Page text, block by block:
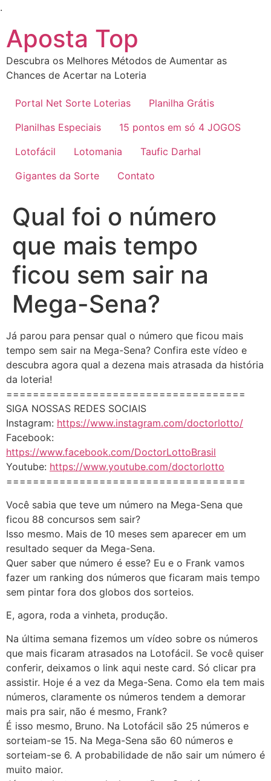
.
conteúdo
Aposta Top
Descubra os Melhores Métodos de Aumentar as
Chances de Acertar na Loteria
Portal Net Sorte Loterias
Planilha Grátis
Planilhas Especiais
15 pontos em só 4 JOGOS
Lotofácil
Lotomania
Taufic Darhal
Gigantes da Sorte
Contato
Qual foi o número
que mais tempo
ficou sem sair na
Mega-Sena?
Já parou para pensar qual o número que ficou mais
tempo sem sair na Mega-Sena? Confira este vídeo e
descubra agora qual a dezena mais atrasada da história
da loteria!
====================================
SIGA NOSSAS REDES SOCIAIS
Instagram: https://www.instagram.com/doctorlotto/
Facebook:
https://www.facebook.com/DoctorLottoBrasil
Youtube: https://www.youtube.com/doctorlotto
====================================
Você sabia que teve um número na Mega-Sena que
ficou 88 concursos sem sair?
Isso mesmo. Mais de 10 meses sem aparecer em um
resultado sequer da Mega-Sena.
Quer saber que número é esse? Eu e o Frank vamos
fazer um ranking dos números que ficaram mais tempo
sem pintar fora dos globos dos sorteios.
E, agora, roda a vinheta, produção.
Na última semana fizemos um vídeo sobre os números
que mais ficaram atrasados na Lotofácil. Se você quiser
conferir, deixamos o link aqui neste card. Só clicar pra
assistir. Hoje é a vez da Mega-Sena. Como ela tem mais
números, claramente os números tendem a demorar
mais pra sair, não é mesmo, Frank?
É isso mesmo, Bruno. Na Lotofácil são 25 números e
sorteiam-se 15. Na Mega-Sena são 60 números e
sorteiam-se 6. A probabilidade de não sair um número é
muito maior.